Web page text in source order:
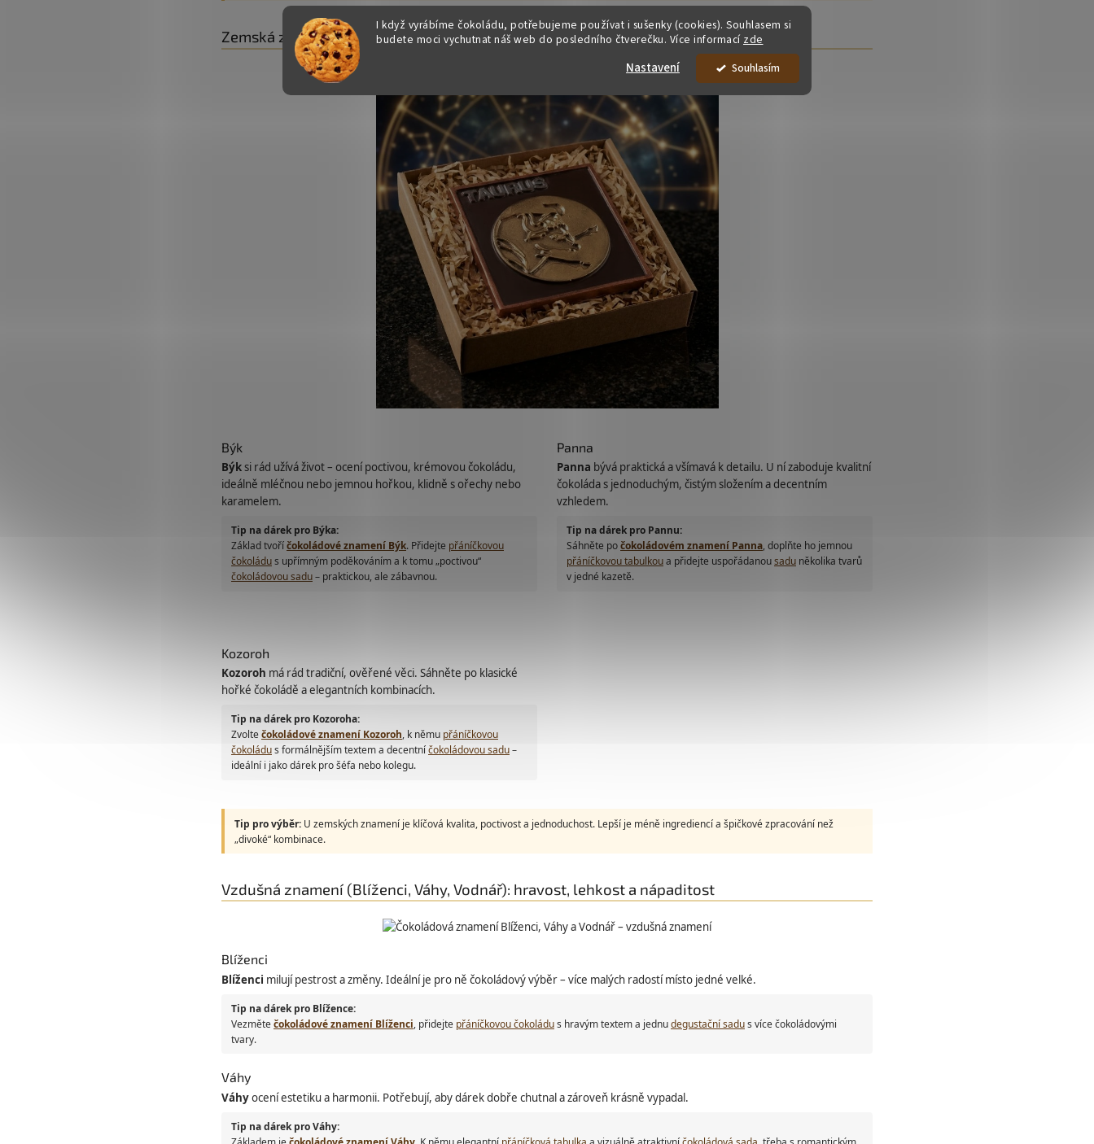
I když vyrábíme čokoládu, potřebujeme používat i sušenky (cookies). Souhlasem si
budete moci vychutnat náš web do posledního čtverečku. Více informací zde
Souhlasím
Nastavení
Zemská znamení (Býk, Panna, Kozoroh): kvalita, požitkářství a „poctivá“ chuť
Býk
Býksi rád užívá život – ocení poctivou, krémovou čokoládu,
ideálně mléčnou nebo jemnou hořkou, klidně s ořechy nebo
karamelem.
Tip na dárek pro Býka:
Základ tvoříčokoládové znamení Býk. Přidejte přáníčkovou
čokoládus upřímným poděkováním a k tomu „poctivou“
čokoládovou sadu– praktickou, ale zábavnou.
Panna
Panna bývá praktická a všímavá k detailu. U ní zaboduje kvalitní
čokoláda s jednoduchým, čistým složením a decentním
vzhledem.
Tip na dárek pro Pannu:
Sáhněte počokoládovém znamení Panna, doplňte ho jemnou
přáníčkovou tabulkoua přidejte uspořádanousadu několika tvarů
v jedné kazetě.
Kozoroh
Kozoroh má rád tradiční, ověřené věci. Sáhněte po klasické
hořké čokoládě a elegantních kombinacích.
Tip na dárek pro Kozoroha:
Zvoltečokoládové znamení Kozoroh, k němu přáníčkovou
čokoládus formálnějším textem a decentníčokoládovou sadu–
ideální i jako dárek pro šéfa nebo kolegu.
Tip pro výběr: U zemských znamení je klíčová kvalita, poctivost a jednoduchost. Lepší je méně ingrediencí a špičkové zpracování než
„divoké“ kombinace.
Vzdušná znamení (Blíženci, Váhy, Vodnář): hravost, lehkost a nápaditost
Blíženci
Blíženci milují pestrost a změny. Ideální je pro ně čokoládový výběr – více malých radostí místo jedné velké.
Tip na dárek pro Blížence:
Vezmětečokoládové znamení Blíženci, přidejte přáníčkovou čokoládus hravým textem a jednudegustační sadus více čokoládovými
tvary.
Váhy
Váhyocení estetiku a harmonii. Potřebují, aby dárek dobře chutnal a zároveň krásně vypadal.
Tip na dárek pro Váhy: